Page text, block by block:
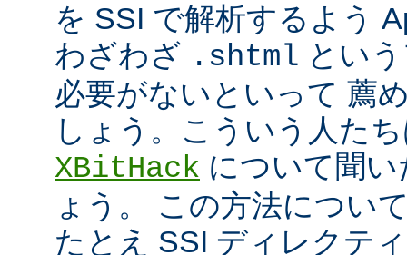
を SSI で解析するよう
わざわざ .shtml とい
必要がないといって 薦
しょう。こういう人た
XBitHack について聞
ょう。 この方法につい
たとえ SSI ディレクテ